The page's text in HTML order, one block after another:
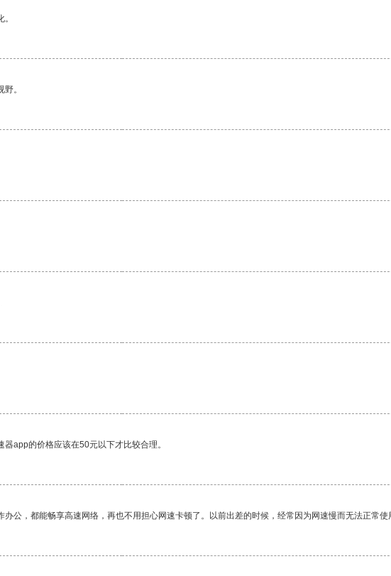
。
app的价格应该在50元以下才比较合理。
公，都能畅享高速网络，再也不用担心网速卡顿了。以前出差的时候，经常因为网速慢而无法正常使